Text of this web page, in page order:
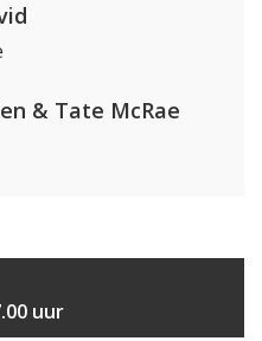
& Tate McRae
uur